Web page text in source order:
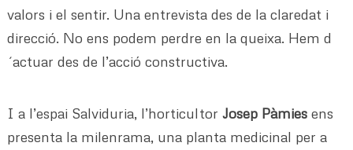
valors i el sentir. Una entrevista des de la claredat i
direcció. No ens podem perdre en la queixa. Hem d
´actuar des de l’acció constructiva.
I a l’espai Salviduria, l’horticultor Josep Pàmies ens
presenta la milenrama, una planta medicinal per a